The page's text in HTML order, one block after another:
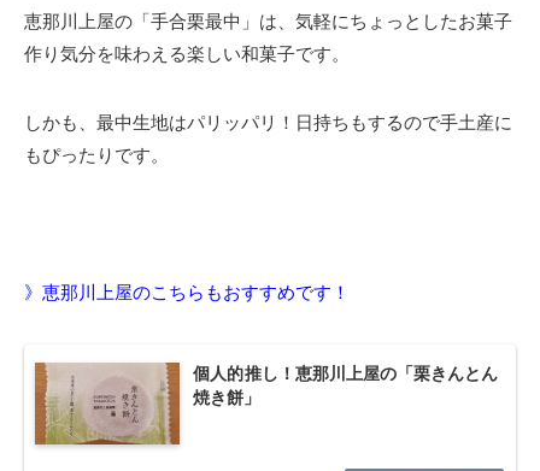
恵那川上屋の「手合栗最中」は、気軽にちょっとしたお菓子
作り気分を味わえる楽しい和菓子です。
しかも、最中生地はパリッパリ！日持ちもするので手土産に
もぴったりです。
》恵那川上屋のこちらもおすすめです！
個人的推し！恵那川上屋の「栗きんとん
焼き餅」